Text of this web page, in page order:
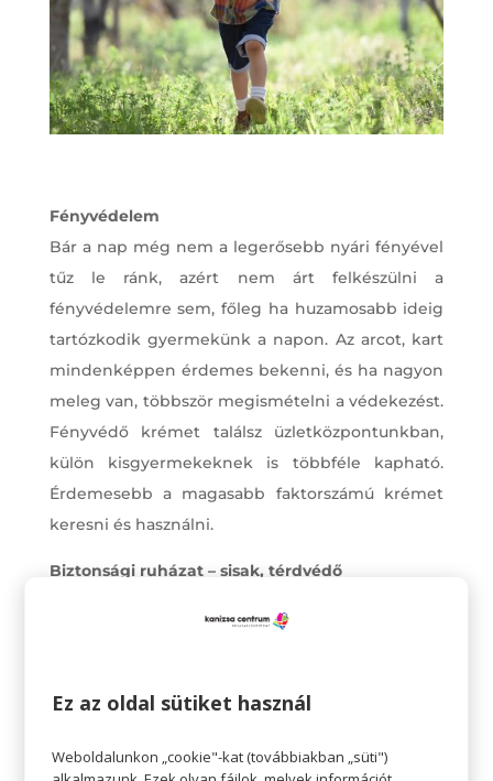
Fényvédelem
Bár a nap még nem a legerősebb nyári fényével
tűz le ránk, azért nem árt felkészülni a
fényvédelemre sem, főleg ha huzamosabb ideig
tartózkodik gyermekünk a napon. Az arcot, kart
mindenképpen érdemes bekenni, és ha nagyon
meleg van, többször megismételni a védekezést.
Fényvédő krémet találsz üzletközpontunkban,
külön kisgyermekeknek is többféle kapható.
Érdemesebb a magasabb faktorszámú krémet
keresni és használni.
Biztonsági ruházat – sisak, térdvédő
sporteszközök, görkorcsolyák, gördeszkák,
védeni egyes testrészeket – könyököt, csuklót,
ha például egy gyermek kinyújtott kézzel előre
Ez az oldal sütiket használ
Weboldalunkon „cookie"-kat (továbbiakban „süti")